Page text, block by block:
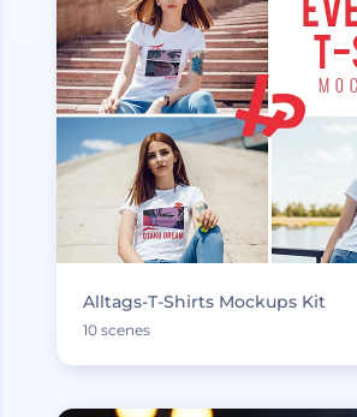
Alltags-T-Shirts Mockups Kit
10 scenes